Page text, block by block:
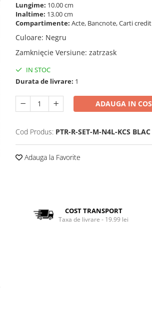
Lungime: 10.00 cm
Inaltime: 13.00 cm
Compartimente: Acte, Bancnote, Carti credit
Culoare: Negru
Zamknięcie Versiune: zatrzask
IN STOC
Durata de livrare: 1
ADAUGA IN COS
Cod Produs: PTR-R-SET-M-N4L-KCS BLAC
Adauga la Favorite
COST TRANSPORT
Taxa de livrare - 19.99 lei